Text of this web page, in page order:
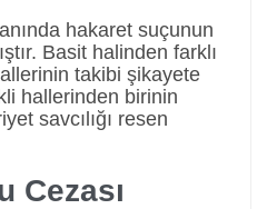
hakaret suçunun
Basit halinden farklı
takibi şikayete
hallerinden birinin
savcılığı resen
Cezası